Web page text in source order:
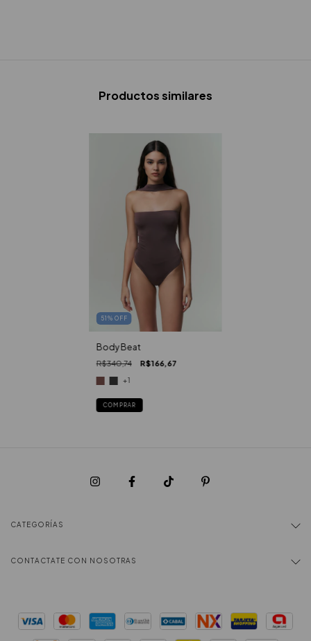
Productos similares
51 % OFF
Body Beat
R$340,74 R$166,67
+1
COMPRAR
CATEGORÍAS
CONTACTATE CON NOSOTRAS